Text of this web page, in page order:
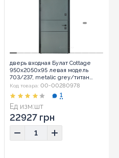
дверь входная Булат Cottage
950x2050x95 левая модель
703/237, metalic grey/титан
(0030)
Код товара: 00-00280978
Ед изм:шт
1
22927 грн